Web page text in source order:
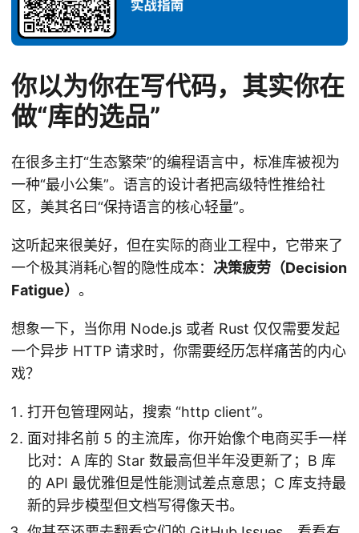
你以为你在写代码，其实你在
做“库的选品”
在很多主打“生态繁荣”的编程语言中，标准库被视为
一种“最小公集”。语言的设计者把高级特性推给社
区，美其名曰“保持语言的核心轻量”。
这听起来很美好，但在实际的商业工程中，它带来了
一个极其消耗心智的隐性成本： 决策疲劳（Decision
Fatigue） 。
想象一下，当你用 Node.js 或者 Rust 仅仅需要发起
一个异步 HTTP 请求时，你需要经历怎样痛苦的内心
戏？
打开包管理网站，搜索 “http client”。
面对排名前 5 的主流库，你开始像个电商买手一样
比对：A 库的 Star 数最高但半年没更新了；B 库
的 API 最优雅但是性能测试差点意思；C 库支持最
新的异步模型但文档写得像天书。